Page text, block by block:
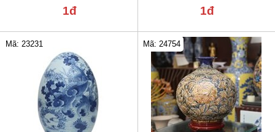
1đ 1đ
Mã: 23231 Mã: 24754